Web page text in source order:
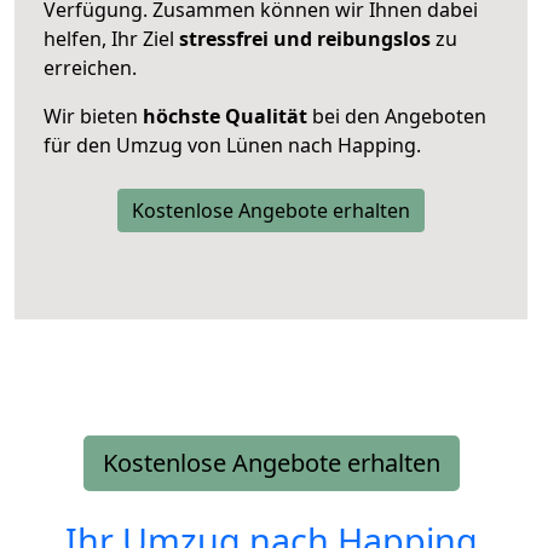
Verfügung. Zusammen können wir Ihnen dabei
helfen, Ihr Ziel stressfrei und reibungsloszu
erreichen.
Wir bieten höchste Qualität bei den Angeboten
für den Umzug von Lünen nach Happing.
Kostenlose Angebote erhalten
Kostenlose Angebote erhalten